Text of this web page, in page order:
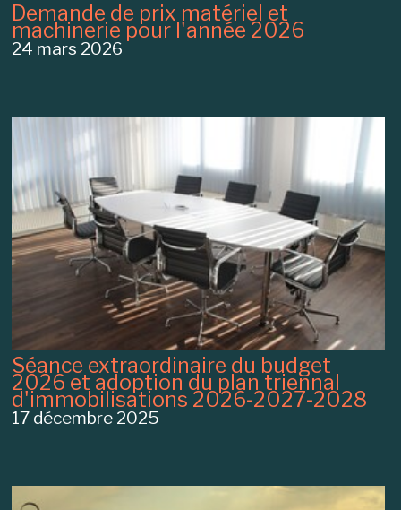
Demande de prix matériel et
machinerie pour l'année 2026
24 mars 2026
Séance extraordinaire du budget
2026 et adoption du plan triennal
d'immobilisations 2026-2027-2028
17 décembre 2025